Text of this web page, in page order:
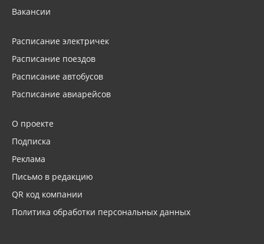
Вакансии
Расписание электричек
Расписание поездов
Расписание автобусов
Расписание авиарейсов
О проекте
Подписка
Реклама
Письмо в редакцию
QR код компании
Политика обработки персональных данных